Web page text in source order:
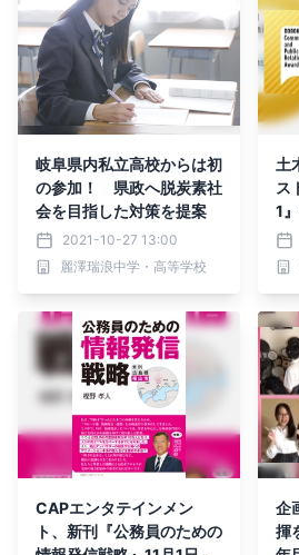
岐阜県内私立高校からは初
の参加！ 県政へ脱炭素社
会を目指した対策を提案
2021-10-27 13:00
麗澤瑞浪中学・高等学校
土
ス
1
受
CAPエンタテインメン
ト、新刊『公務員のための
企
揮